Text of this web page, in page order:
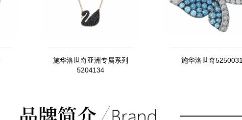
施华洛世奇亚洲专属系列
5204134
施华洛世奇5250031